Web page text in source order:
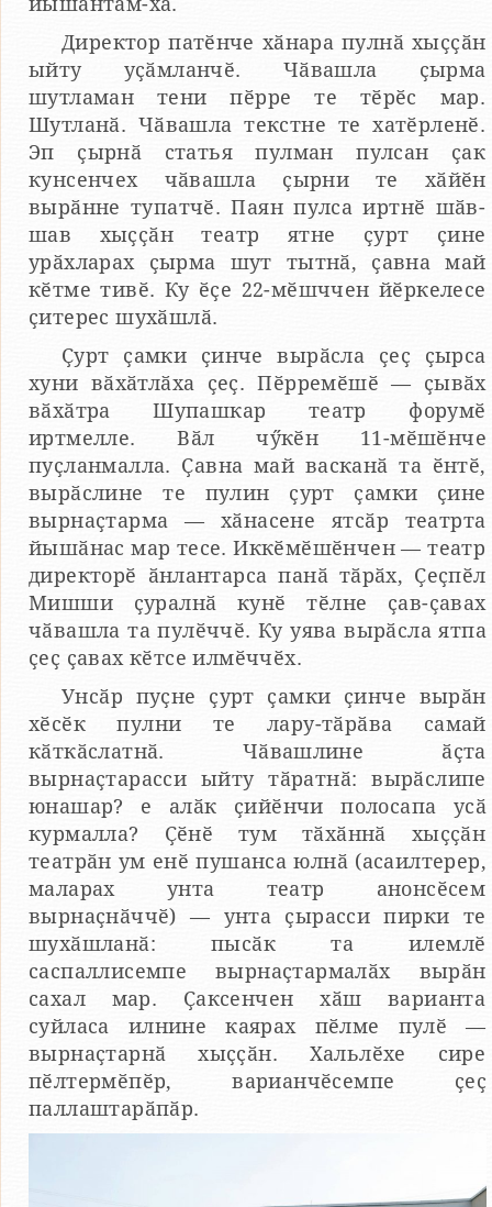
Директор патӗнче хӑнара пулнӑ хыҫҫӑн
ыйту уҫӑмланчӗ. Чӑвашла ҫырма
шутламан тени пӗрре те тӗрӗс мар.
Шутланӑ. Чӑвашла текстне те хатӗрленӗ.
Эп ҫырнӑ статья пулман пулсан ҫак
кунсенчех чӑвашла ҫырни те хӑйӗн
вырӑнне тупатчӗ. Паян пулса иртнӗ шӑв-
шав хыҫҫӑн театр ятне ҫурт ҫине
урӑхларах ҫырма шут тытнӑ, ҫавна май
кӗтме тивӗ. Ку ӗҫе 22-мӗшччен йӗркелесе
ҫитерес шухӑшлӑ.
Ҫурт ҫамки ҫинче вырӑсла ҫеҫ ҫырса
хуни вӑхӑтлӑха ҫеҫ. Пӗрремӗшӗ — ҫывӑх
вӑхӑтра Шупашкар театр форумӗ
иртмелле. Вӑл чӳкӗн 11-мӗшӗнче
пуҫланмалла. Ҫавна май васканӑ та ӗнтӗ,
вырӑслине те пулин ҫурт ҫамки ҫине
вырнаҫтарма — хӑнасене ятсӑр театрта
йышӑнас мар тесе. Иккӗмӗшӗнчен — театр
директорӗ ӑнлантарса панӑ тӑрӑх, Ҫеҫпӗл
Мишши ҫуралнӑ кунӗ тӗлне ҫав-ҫавах
чӑвашла та пулӗччӗ. Ку уява вырӑсла ятпа
ҫеҫ ҫавах кӗтсе илмӗччӗх.
Унсӑр пуҫне ҫурт ҫамки ҫинче вырӑн
хӗсӗк пулни те лару-тӑрӑва самай
кӑткӑслатнӑ. Чӑвашлине ӑҫта
вырнаҫтарасси ыйту тӑратнӑ: вырӑслипе
юнашар? е алӑк ҫийӗнчи полосапа усӑ
курмалла? Ҫӗнӗ тум тӑхӑннӑ хыҫҫӑн
театрӑн ум енӗ пушанса юлнӑ (асаилтерер,
маларах унта театр анонсӗсем
вырнаҫнӑччӗ) — унта ҫырасси пирки те
шухӑшланӑ: пысӑк та илемлӗ
саспаллисемпе вырнаҫтармалӑх вырӑн
сахал мар. Ҫаксенчен хӑш варианта
суйласа илнине каярах пӗлме пулӗ —
вырнаҫтарнӑ хыҫҫӑн. Хальлӗхе сире
пӗлтермӗпӗр, варианчӗсемпе ҫеҫ
паллаштарӑпӑр.